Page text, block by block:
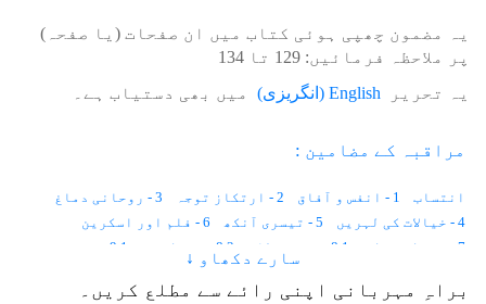
یہ مضمون چھپی ہوئی کتاب میں ان صفحات (یا صفحہ)
پر ملاحظہ فرمائیں: 129 تا 134
یہ تحریر
English
( انگریزی) میں بھی دستیاب ہے۔
مراقبہ کے مضامین :
انتساب 1 - انفس و آفاق 2 - ارتکاز توجہ
3 - روحانی دماغ
4 - خیالات کی لہریں
5 - تیسری آنکھ
6 - فلم اور اسکرین
7 - روح کی حرکت
8.1 - برقی نظام 8.2 - تین کرنٹ
9.1 - تین پرت
12.1 - مراقبہ اور مذہب
12.2 - تفکر 12.3 - حضرت ابراہیم ؑ
سارے دکھاو ↓
براہِ مہربانی اپنی رائے سے مطلع کریں۔